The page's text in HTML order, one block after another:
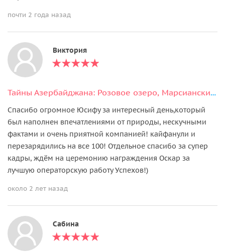
почти 2 года назад
Виктория
Тайны Азербайджана: Розовое озеро, Марсианские пейзажи и мистика Бешбармаг
Спасибо огромное Юсифу за интересный день,который
был наполнен впечатлениями от природы, нескучными
фактами и очень приятной компанией! кайфанули и
перезарядились на все 100! Отдельное спасибо за супер
кадры, ждём на церемонию награждения Оскар за
лучшую операторскую работу Успехов!)
около 2 лет назад
Сабина